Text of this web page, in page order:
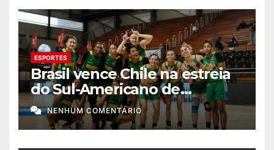
ESPORTES
Brasil vence Chile na estreia
do Sul-Americano de
basquete feminino
NENHUM COMENTÁRIO